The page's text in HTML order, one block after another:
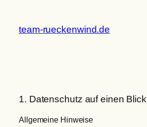
springen
team-rueckenwind.de
1. Datenschutz auf einen Blick
Allgemeine Hinweise